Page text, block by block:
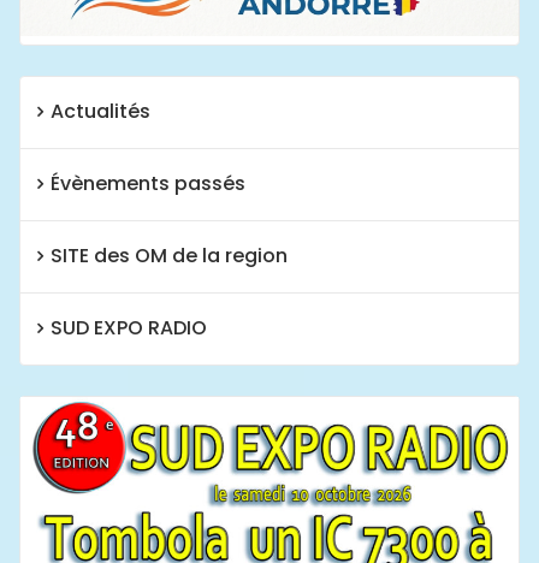
Actualités
Évènements passés
SITE des OM de la region
SUD EXPO RADIO